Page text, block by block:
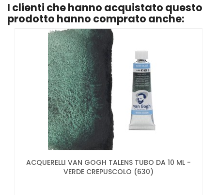
I clienti che hanno acquistato questo
prodotto hanno comprato anche:
ACQUERELLI VAN GOGH TALENS TUBO DA 10 ML -
VERDE CREPUSCOLO (630)